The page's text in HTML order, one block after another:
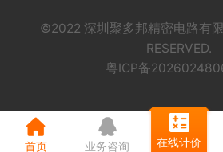
©2022 深圳聚多邦精密电路有
RESERVED.
粤ICP备
首页 业务咨询 在线计价